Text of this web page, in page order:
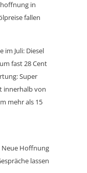
in
fallen
im Juli: Diesel
fast 28 Cent
Super
innerhalb von
mehr als 15
Neue Hoffnung
lassen